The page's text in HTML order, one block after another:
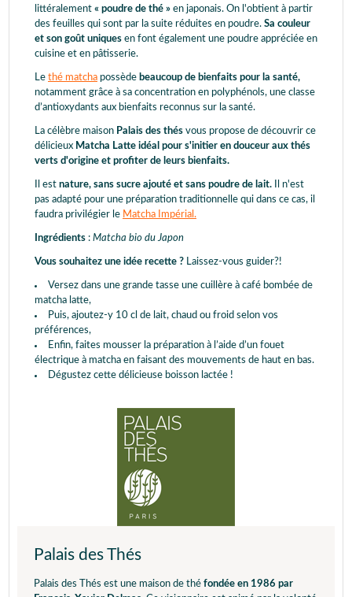
littéralement « poudre de thé » en japonais. On l'obtient à partir
des feuilles qui sont par la suite réduites en poudre. Sa couleur
et son goût uniques en font également une poudre appréciée en
cuisine et en pâtisserie.
Le thé matcha possède beaucoup de bienfaits pour la santé,
notamment grâce à sa concentration en polyphénols, une classe
d’antioxydants aux bienfaits reconnus sur la santé.
La célèbre maison Palais des thés vous propose de découvrir ce
délicieux Matcha Latte idéal pour s'initier en douceur aux thés
verts d'origine et profiter de leurs bienfaits.
Il est nature, sans sucre ajouté et sans poudre de lait.
Il n'est
pas adapté pour une préparation traditionnelle qui dans ce cas, il
faudra privilégier le Matcha Impérial.
Ingrédients : Matcha bio du Japon
Vous souhaitez une idée recette ? Laissez-vous guider?!
Versez dans une grande tasse une cuillère à café bombée de
matcha latte,
Puis, ajoutez-y 10 cl de lait, chaud ou froid selon vos
préférences,
Enfin, faites mousser la préparation à l’aide d’un fouet
électrique à matcha en faisant des mouvements de haut en bas.
Dégustez cette délicieuse boisson lactée !
Palais des Thés
Palais des Thés est une maison de thé fondée en 1986 par